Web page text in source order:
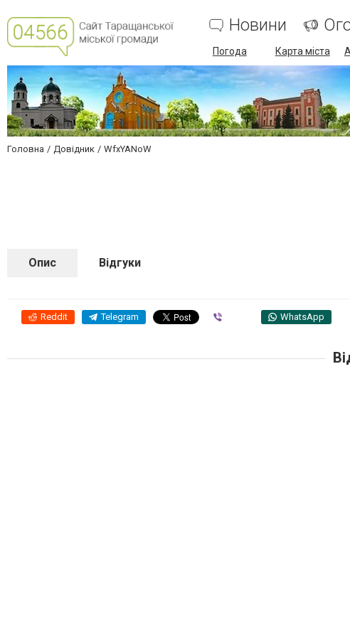
Новини
Погода Карта міста
Головна Довідник WfxYANoW
Опис Відгуки
Reddit Telegram WhatsApp